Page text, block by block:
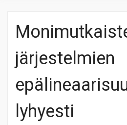
järjestelmien
lyhyesti